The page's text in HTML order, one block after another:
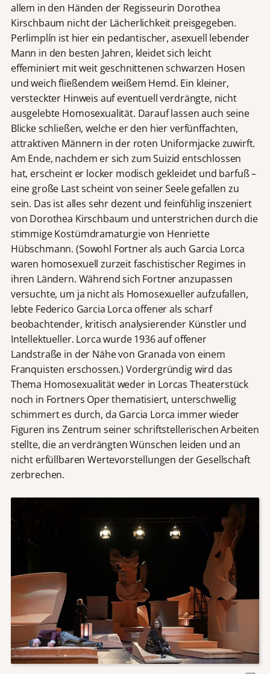
allem in den Händen der Regisseurin Dorothea
Kirschbaum nicht der Lächerlichkeit preisgegeben.
Perlimplín ist hier ein pedantischer, asexuell lebender
Mann in den besten Jahren, kleidet sich leicht
effeminiert mit weit geschnittenen schwarzen Hosen
und weich fließendem weißem Hemd. Ein kleiner,
versteckter Hinweis auf eventuell verdrängte, nicht
ausgelebte Homosexualität. Darauf lassen auch seine
Blicke schließen, welche er den hier verfünffachten,
attraktiven Männern in der roten Uniformjacke zuwirft.
Am Ende, nachdem er sich zum Suizid entschlossen
hat, erscheint er locker modisch gekleidet und barfuß –
eine große Last scheint von seiner Seele gefallen zu
sein. Das ist alles sehr dezent und feinfühlig inszeniert
von Dorothea Kirschbaum und unterstrichen durch die
stimmige Kostümdramaturgie von Henriette
Hübschmann. (Sowohl Fortner als auch Garcia Lorca
waren homosexuell zurzeit faschistischer Regimes in
ihren Ländern. Während sich Fortner anzupassen
versuchte, um ja nicht als Homosexueller aufzufallen,
lebte Federico Garcia Lorca offener als scharf
beobachtender, kritisch analysierender Künstler und
Intellektueller. Lorca wurde 1936 auf offener
Landstraße in der Nähe von Granada von einem
Franquisten erschossen.) Vordergründig wird das
Thema Homosexualität weder in Lorcas Theaterstück
noch in Fortners Oper thematisiert, unterschwellig
schimmert es durch, da Garcia Lorca immer wieder
Figuren ins Zentrum seiner schriftstellerischen Arbeiten
stellte, die an verdrängten Wünschen leiden und an
nicht erfüllbaren Wertevorstellungen der Gesellschaft
zerbrechen.